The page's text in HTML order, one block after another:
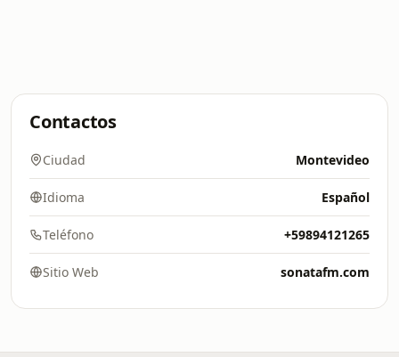
Contactos
Ciudad Montevideo
Idioma Español
Teléfono +59894121265
Sitio Web sonatafm.com